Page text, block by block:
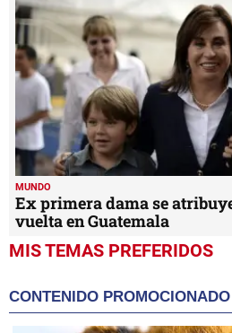
MUNDO
Hablar inglés será requisito
Cuba